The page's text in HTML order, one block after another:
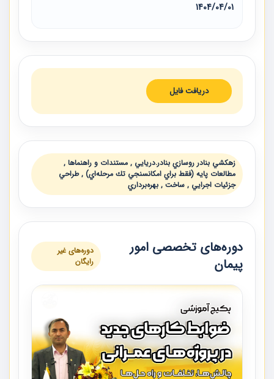
1404/04/01
دریافت فایل
زهكشي بنادر روسازي بنادر.دريايي , مستندات و راهنماها ,
مطالعات پايه (فقط براي امكانسنجي تك مرحله‌اي) , طراحي
جزئيات اجرايي , ساخت , بهره‌برداري
دوره‌های تخصصی امور
پیمان
دوره‌های غیر
رایگان